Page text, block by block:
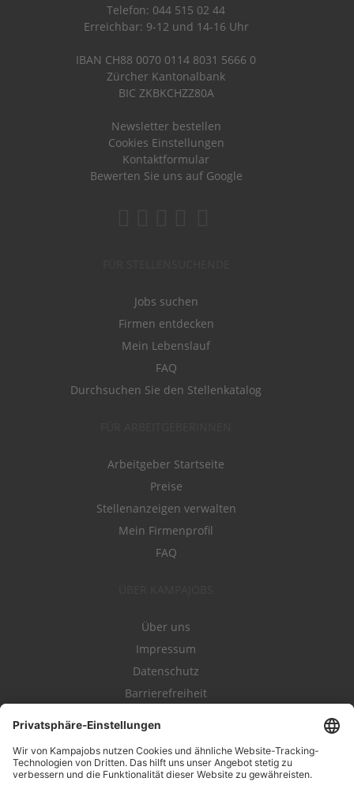
Telefon: 044 515 02 44
Erreichbar: 9-12 und 14-16 Uhr
IBAN CH88 0070 0114 8031 5666 0
Zürcher Kantonalbank
BIC ZKBKCHZZ80A
Newsletter bestellen
Cookies Einstellungen
Kontaktformular
Bewerten Sie uns auf Google
Jobs suchen
Firmen entdecken
Mein Lebenslauf
FAQ
Durchsuchen Sie den Stellenkatalog
Arbeitgeber Startseite
Preise
Stellenanzeigen verwalten
Mein Firmenprofil
FAQ
Über uns
Impressum
Datenschutz
Barrierefreiheit
Kampahire
Kampagnenforum